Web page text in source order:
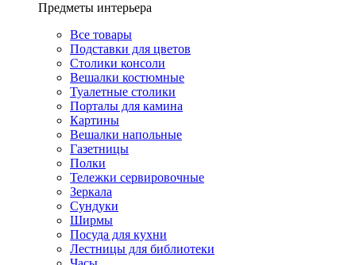
Предметы интерьера
Все товары
Подставки для цветов
Столики консоли
Вешалки костюмные
Туалетные столики
Порталы для камина
Картины
Вешалки напольные
Газетницы
Полки
Тележки сервировочные
Зеркала
Сундуки
Ширмы
Посуда для кухни
Лестницы для библиотеки